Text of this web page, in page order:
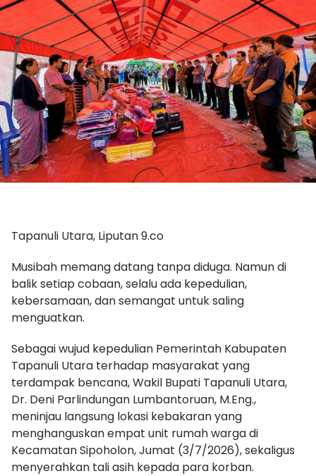
Tapanuli Utara, Liputan 9.co
Musibah memang datang tanpa diduga. Namun di
balik setiap cobaan, selalu ada kepedulian,
kebersamaan, dan semangat untuk saling
menguatkan.
Sebagai wujud kepedulian Pemerintah Kabupaten
Tapanuli Utara terhadap masyarakat yang
terdampak bencana, Wakil Bupati Tapanuli Utara,
Dr. Deni Parlindungan Lumbantoruan, M.Eng.,
meninjau langsung lokasi kebakaran yang
menghanguskan empat unit rumah warga di
Kecamatan Sipoholon, Jumat (3/7/2026), sekaligus
menyerahkan tali asih kepada para korban.